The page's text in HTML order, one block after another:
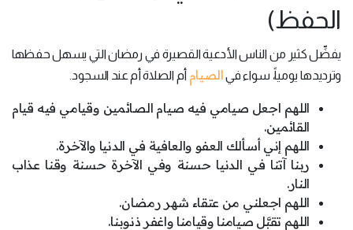
الحفظ)
يفضِّل كثير من الناس الأدعية القصيرة في رمضان التي يسهل حفظها
وترديدها يومياً، سواء فيالصيام أم الصلاة أم عند السجود.
اللهم اجعل صيامي فيه صيام الصائمين وقيامي فيه قيام
القائمين.
اللهم إني أسألك العفو والعافية في الدنيا والآخرة.
ربنا آتنا في الدنيا حسنة وفي الآخرة حسنة وقنا عذاب
النار.
اللهم اجعلني من عتقاء شهر رمضان.
اللهم تقبَّل صيامنا وقيامنا واغفر ذنوبنا.